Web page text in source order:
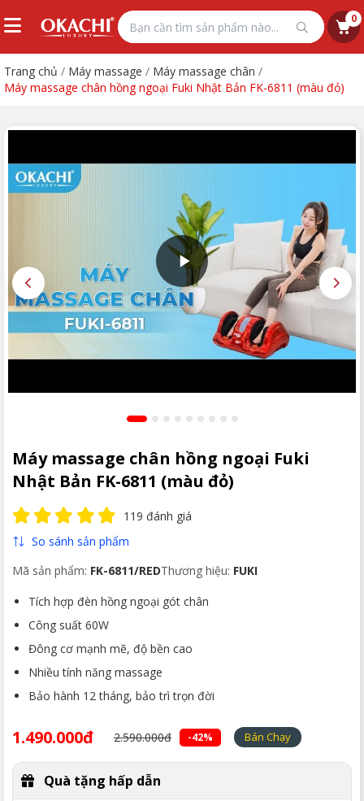
0
Trang chủ / Máy massage / Máy massage chân /
Máy massage chân hồng ngoại Fuki Nhật Bản FK-6811 (màu đỏ)
Máy massage chân hồng ngoại Fuki
Nhật Bản FK-6811 (màu đỏ)
119 đánh giá
So sánh sản phẩm
Mã sản phẩm: FK-6811/REDThương hiệu: FUKI
Tích hợp đèn hồng ngoại gót chân
Công suất 60W
Đông cơ mạnh mẽ, độ bền cao
Nhiều tính năng massage
Bảo hành 12 tháng, bảo trì trọn đời
1.490.000đ 2.590.000đ -42% Bán Chạy
Quà tặng hấp dẫn